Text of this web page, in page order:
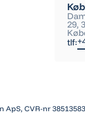
29,
tlf:
ApS, CVR-nr